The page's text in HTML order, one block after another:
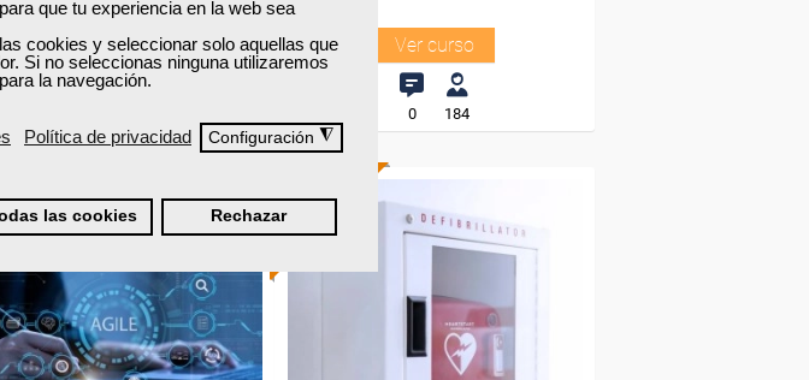
que tu experiencia en la web sea
las cookies y seleccionar solo aquellas que
Si no seleccionas ninguna utilizaremos
la navegación.
Política de privacidad Configuración ◮
las cookies Rechazar
Ver curso Ver curso
0 184
subvencionada.
Para desempleados,
y autónomos.
ONLINE
Formación 100%
Para desempleados,
trabajadores y autónomos.